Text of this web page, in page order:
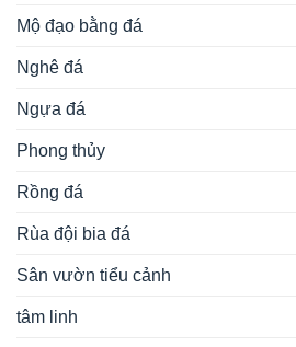
Mộ đạo bằng đá
Nghê đá
Ngựa đá
Phong thủy
Rồng đá
Rùa đội bia đá
Sân vườn tiểu cảnh
tâm linh